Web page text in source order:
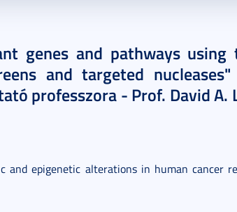
genes and pathways using
and targeted
professzora - Prof. David A.
and epigenetic alterations in human cancer